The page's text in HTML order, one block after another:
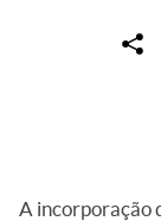
A incorporação